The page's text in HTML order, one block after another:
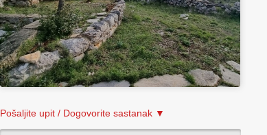
Pošaljite upit / Dogovorite sastanak ▼